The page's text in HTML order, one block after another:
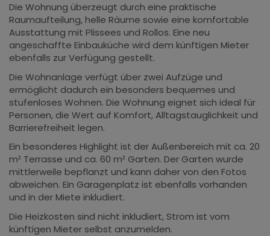
Die Wohnung überzeugt durch eine praktische
Raumaufteilung, helle Räume sowie eine komfortable
Ausstattung mit Plissees und Rollos. Eine neu
angeschaffte Einbauküche wird dem künftigen Mieter
ebenfalls zur Verfügung gestellt.
Die Wohnanlage verfügt über zwei Aufzüge und
ermöglicht dadurch ein besonders bequemes und
stufenloses Wohnen. Die Wohnung eignet sich ideal für
Personen, die Wert auf Komfort, Alltagstauglichkeit und
Barrierefreiheit legen.
Ein besonderes Highlight ist der Außenbereich mit ca. 20
m² Terrasse und ca. 60 m² Garten. Der Garten wurde
mittlerweile bepflanzt und kann daher von den Fotos
abweichen. Ein Garagenplatz ist ebenfalls vorhanden
und in der Miete inkludiert.
Die Heizkosten sind nicht inkludiert, Strom ist vom
künftigen Mieter selbst anzumelden.